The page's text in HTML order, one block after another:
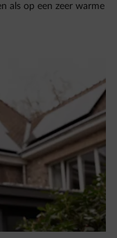
als op een zeer warme